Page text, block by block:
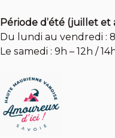
Période d’été (juillet et
Du lundi au vendredi :
Le samedi : 9h – 12h /